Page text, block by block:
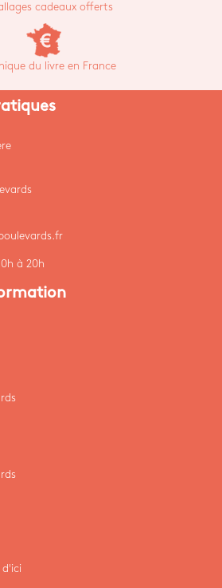
cadeaux offerts
du livre en France
à 20h
d'ici